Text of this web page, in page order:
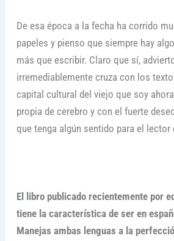
De esa época a la fecha ha corrido
papeles y pienso que siempre hay
más que escribir. Claro que sí,
irremediablemente cruza con los
capital cultural del viejo que soy
propia de cerebro y con el fuerte
que tenga algún sentido para el lector
El libro publicado recientemente por
tiene la característica de ser en
Manejas ambas lenguas a la